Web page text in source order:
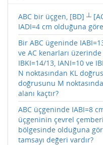
ABC bir üçgen, [BD] ┴
IADI=4 cm olduğuna
Bir ABC ügeninde
ve AC kenarları üzerinde
IBKI=14/13, IANI=10 ve
N noktasından KL
doğrusunu M
alanı kaçtır?
ABC üçgeninde IABI=8
üçgeninin çevrel
bölgesinde olduğuna
tamsayı değeri vardır?